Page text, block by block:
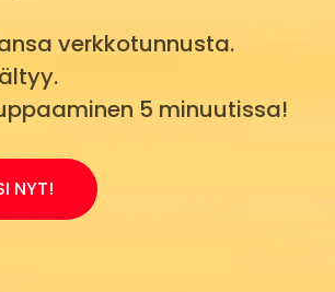
verkkotunnusta.
5 minuutissa!
NYT!